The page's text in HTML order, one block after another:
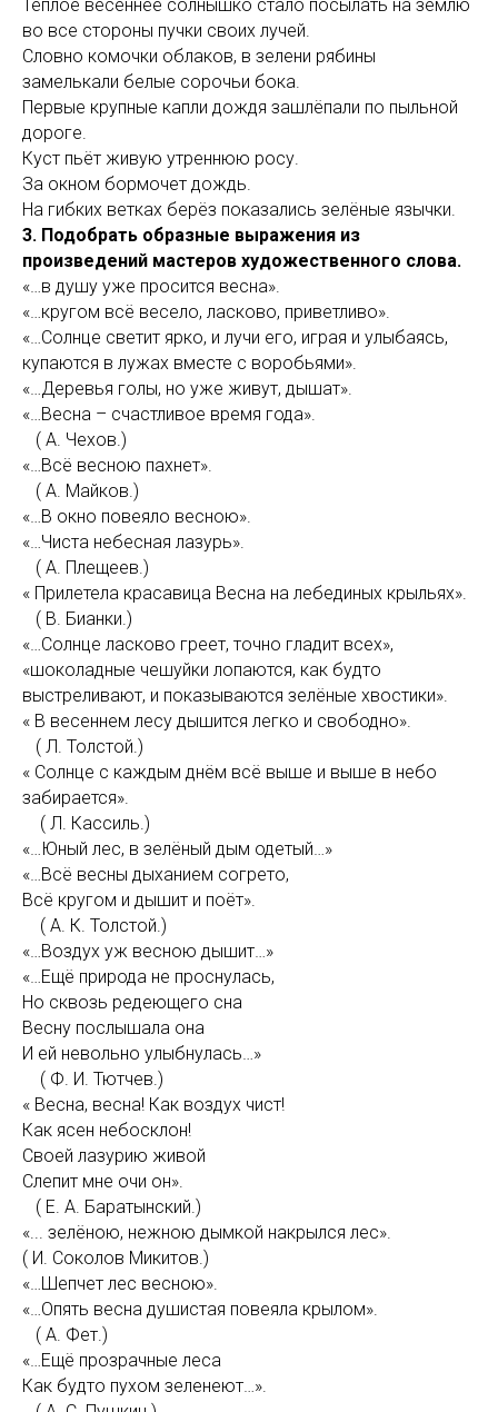
Тёплое весеннее солнышко стало посылать на землю
во все стороны пучки своих лучей.
Словно комочки облаков, в зелени рябины
замелькали белые сорочьи бока.
Первые крупные капли дождя зашлёпали по пыльной
дороге.
Куст пьёт живую утреннюю росу.
За окном бормочет дождь.
На гибких ветках берёз показались зелёные язычки.
3. Подобрать образные выражения из
произведений мастеров художественного слова.
«…в душу уже просится весна».
«…кругом всё весело, ласково, приветливо».
«…Солнце светит ярко, и лучи его, играя и улыбаясь,
купаются в лужах вместе с воробьями».
«…Деревья голы, но уже живут, дышат».
«…Весна – счастливое время года».
( А. Чехов.)
«…Всё весною пахнет».
( А. Майков.)
«…В окно повеяло весною».
«…Чиста небесная лазурь».
( А. Плещеев.)
« Прилетела красавица Весна на лебединых крыльях».
( В. Бианки.)
«…Солнце ласково греет, точно гладит всех»,
«шоколадные чешуйки лопаются, как будто
выстреливают, и показываются зелёные хвостики».
« В весеннем лесу дышится легко и свободно».
( Л. Толстой.)
« Солнце с каждым днём всё выше и выше в небо
забирается».
( Л. Кассиль.)
«…Юный лес, в зелёный дым одетый…»
«…Всё весны дыханием согрето,
Всё кругом и дышит и поёт».
( А. К. Толстой.)
«…Воздух уж весною дышит…»
«…Ещё природа не проснулась,
Но сквозь редеющего сна
Весну послышала она
И ей невольно улыбнулась…»
( Ф. И. Тютчев.)
« Весна, весна! Как воздух чист!
Как ясен небосклон!
Своей лазурию живой
Слепит мне очи он».
( Е. А. Баратынский.)
«... зелёною, нежною дымкой накрылся лес».
( И. Соколов Микитов.)
«…Шепчет лес весною».
«…Опять весна душистая повеяла крылом».
( А. Фет.)
«…Ещё прозрачные леса
Как будто пухом зеленеют…».